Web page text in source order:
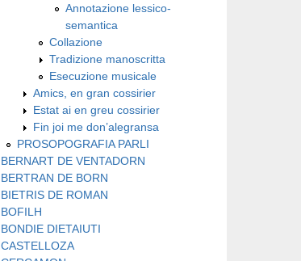
Annotazione lessico-
semantica
Collazione
Tradizione manoscritta
Esecuzione musicale
Amics, en gran cossirier
Estat ai en greu cossirier
Fin joi me don’alegransa
PROSOPOGRAFIA PARLI
BERNART DE VENTADORN
BERTRAN DE BORN
BIETRIS DE ROMAN
BOFILH
BONDIE DIETAIUTI
CASTELLOZA